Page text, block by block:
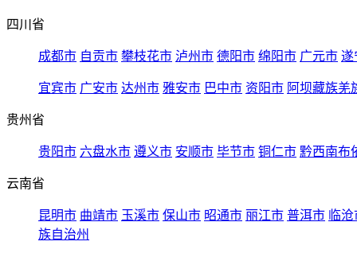
四川省
成都市 自贡市 攀枝花市 泸州市 德阳市 绵阳市 广元市 遂
宜宾市 广安市 达州市 雅安市 巴中市 资阳市 阿坝藏族羌
贵州省
贵阳市 六盘水市 遵义市 安顺市 毕节市 铜仁市 黔西南布
云南省
昆明市 曲靖市 玉溪市 保山市 昭通市 丽江市 普洱市 临
族自治州